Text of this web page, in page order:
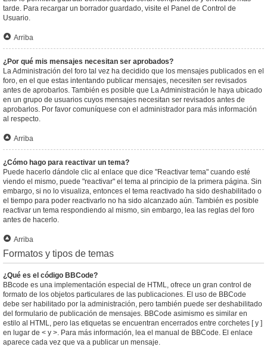
tarde. Para recargar un borrador guardado, visite el Panel de Control de
Usuario.
Arriba
¿Por qué mis mensajes necesitan ser aprobados?
La Administración del foro tal vez ha decidido que los mensajes publicados en el
foro, en el que estas intentando publicar mensajes, necesiten ser revisados
antes de aprobarlos. También es posible que La Administración le haya ubicado
en un grupo de usuarios cuyos mensajes necesitan ser revisados antes de
aprobarlos. Por favor comuníquese con el administrador para más información
al respecto.
Arriba
¿Cómo hago para reactivar un tema?
Puede hacerlo dándole clic al enlace que dice "Reactivar tema" cuando esté
viendo el mismo, puede "reactivar" el tema al principio de la primera página. Sin
embargo, si no lo visualiza, entonces el tema reactivado ha sido deshabilitado o
el tiempo para poder reactivarlo no ha sido alcanzado aún. También es posible
reactivar un tema respondiendo al mismo, sin embargo, lea las reglas del foro
antes de hacerlo.
Arriba
Formatos y tipos de temas
¿Qué es el código BBCode?
BBcode es una implementación especial de HTML, ofrece un gran control de
formato de los objetos particulares de las publicaciones. El uso de BBCode
debe ser habilitado por la administración, pero también puede ser deshabilitado
del formulario de publicación de mensajes. BBCode asimismo es similar en
estilo al HTML, pero las etiquetas se encuentran encerrados entre corchetes [ y ]
en lugar de < y >. Para más información, lea el manual de BBCode. El enlace
aparece cada vez que va a publicar un mensaje.